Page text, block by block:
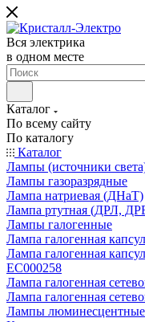
Вся электрика
в одном месте
Каталог
По всему сайту
По каталогу
Каталог
Лампы (источники
Лампы газоразрядные
Лампа натриевая (ДНаТ)
Лампа ртутная (ДРЛ,
Лампы галогенные
Лампа галогенная
Лампа галогенная
EC000258
Лампа галогенная
Лампа галогенная
Лампы люминесцентные